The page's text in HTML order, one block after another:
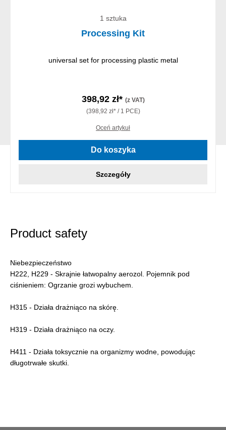
1 sztuka
Processing Kit
universal set for processing plastic metal
398,92 zł* (z VAT)
(398,92 zł* / 1 PCE)
Oceń artykuł
Do koszyka
Szczegóły
Product safety
Niebezpieczeństwo
H222, H229 - Skrajnie łatwopalny aerozol. Pojemnik pod
ciśnieniem: Ogrzanie grozi wybuchem.
H315 - Działa drażniąco na skórę.
H319 - Działa drażniąco na oczy.
H411 - Działa toksycznie na organizmy wodne, powodując
długotrwałe skutki.